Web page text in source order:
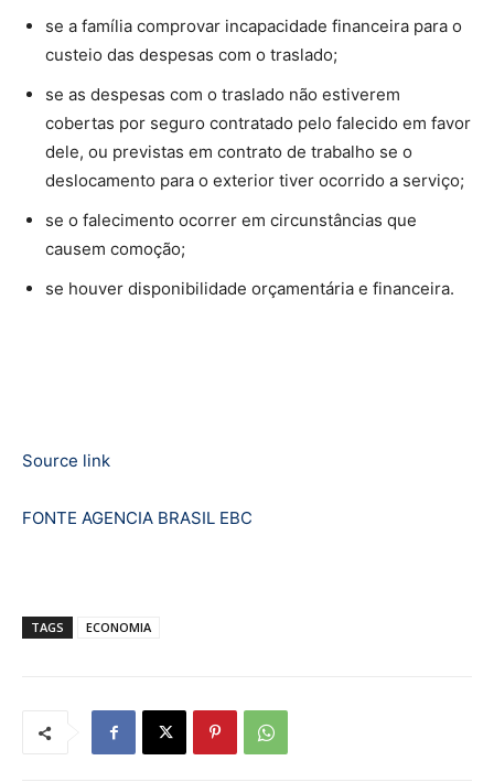
se a família comprovar incapacidade financeira para o
custeio das despesas com o traslado;
se as despesas com o traslado não estiverem
cobertas por seguro contratado pelo falecido em favor
dele, ou previstas em contrato de trabalho se o
deslocamento para o exterior tiver ocorrido a serviço;
se o falecimento ocorrer em circunstâncias que
causem comoção;
se houver disponibilidade orçamentária e financeira.
Source link
FONTE AGENCIA BRASIL EBC
TAGS ECONOMIA